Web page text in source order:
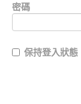
密碼
保持登入狀態